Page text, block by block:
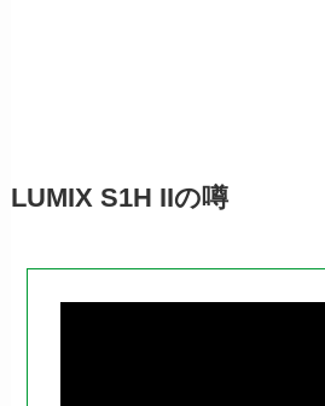
LUMIX S1H IIの噂